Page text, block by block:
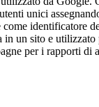
unici
come identificatore
in un sito e utilizzato
per i rapporti di